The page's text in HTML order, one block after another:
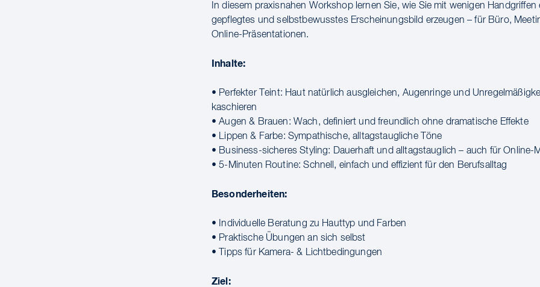
In diesem praxisnahen Workshop lernen Sie, wie Sie mit wenigen Handgriffen
gepflegtes und selbstbewusstes Erscheinungsbild erzeugen – für Büro,
Online-Präsentationen.
Inhalte:
• Perfekter Teint: Haut natürlich ausgleichen, Augenringe und
kaschieren
• Augen & Brauen: Wach, definiert und freundlich ohne dramatische Effekte
• Lippen & Farbe: Sympathische, alltagstaugliche Töne
• Business-sicheres Styling: Dauerhaft und alltagstauglich – auch für Online-
• 5-Minuten Routine: Schnell, einfach und effizient für den Berufsalltag
Besonderheiten:
• Individuelle Beratung zu Hauttyp und Farben
• Praktische Übungen an sich selbst
• Tipps für Kamera- & Lichtbedingungen
Ziel: